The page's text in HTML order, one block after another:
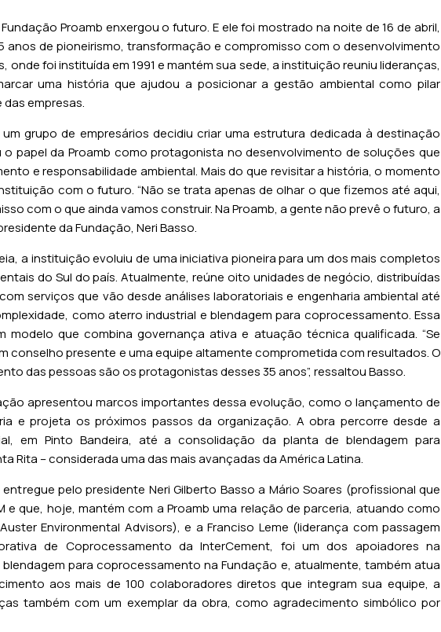
Proamb enxergou o futuro. E ele foi mostrado na noite de 16 de abril,
anos de pioneirismo, transformação e compromisso com o desenvolvimento
onde foi instituída em 1991 e mantém sua sede, a instituição reuniu lideranças,
uma história que ajudou a posicionar a gestão ambiental como pilar
empresas.
grupo de empresários decidiu criar uma estrutura dedicada à destinação
papel da Proamb como protagonista no desenvolvimento de soluções que
e responsabilidade ambiental. Mais do que revisitar a história, o momento
com o futuro. “Não se trata apenas de olhar o que fizemos até aqui,
com o que ainda vamos construir. Na Proamb, a gente não prevê o futuro, a
da Fundação, Neri Basso.
a instituição evoluiu de uma iniciativa pioneira para um dos mais completos
do Sul do país. Atualmente, reúne oito unidades de negócio, distribuídas
serviços que vão desde análises laboratoriais e engenharia ambiental até
como aterro industrial e blendagem para coprocessamento. Essa
que combina governança ativa e atuação técnica qualificada. “Se
conselho presente e uma equipe altamente comprometida com resultados. O
das pessoas são os protagonistas desses 35 anos”, ressaltou Basso.
apresentou marcos importantes dessa evolução, como o lançamento de
e projeta os próximos passos da organização. A obra percorre desde a
em Pinto Bandeira, até a consolidação da planta de blendagem para
Rita – considerada uma das mais avançadas da América Latina.
pelo presidente Neri Gilberto Basso a Mário Soares (profissional que
e que, hoje, mantém com a Proamb uma relação de parceria, atuando como
Environmental Advisors), e a Franciso Leme (liderança com passagem
de Coprocessamento da InterCement, foi um dos apoiadores na
para coprocessamento na Fundação e, atualmente, também atua
aos mais de 100 colaboradores diretos que integram sua equipe, a
também com um exemplar da obra, como agradecimento simbólico por